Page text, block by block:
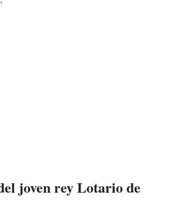
joven rey Lotario de